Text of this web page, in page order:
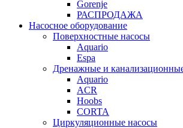
Gorenje
РАСПРОДАЖА
Насосное оборудование
Поверхностные насосы
Aquario
Espa
Дренажные и
Aquario
ACR
Hoobs
CORTA
Циркуляционные насосы